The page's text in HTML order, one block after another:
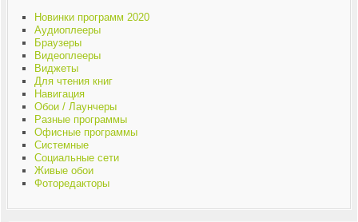
Новинки программ 2020
Аудиоплееры
Браузеры
Видеоплееры
Виджеты
Для чтения книг
Навигация
Обои / Лаунчеры
Разные программы
Офисные программы
Системные
Социальные сети
Живые обои
Фоторедакторы